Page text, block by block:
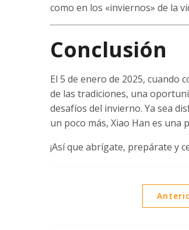
como en los «inviernos» de la
Conclusión
El 5 de enero de 2025, cuando
de las tradiciones, una
desafíos del invierno. Ya sea
un poco más, Xiao Han es una
¡Así que abrígate, prepárate y